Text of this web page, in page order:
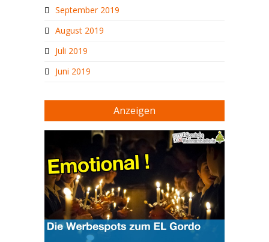
September 2019
August 2019
Juli 2019
Juni 2019
Anzeigen